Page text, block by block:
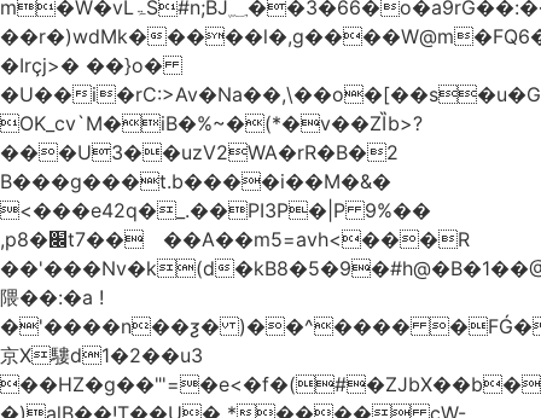
m�W�vLۃЅ#n;BJ؁��3�66�o�a9rG��:�����W�QКY�4����8���u4�̒*�Q�����cǏ���pL���`�b��egLz�j�Ms9i�e�d�����Ź͊�u,|l2.
��r�)wdMk�
�Irçj>� ��}o�
�U��
OK_cv`M�iB�%~�(*�v��ZȈb>?
���U3��uzV2WA�rR�B�2
B���g���t.b����i��M�&�
<���e42q�_.��PI3P�|P 9%��
,p8�׌t7��𥉉��A��m5=avh<���R
��'���Nv�k(d
隈��:�a !
�'����n��ƺ� )��^����
京X䮫d1�2��u3
�)alB��!T��U� *���� cW-